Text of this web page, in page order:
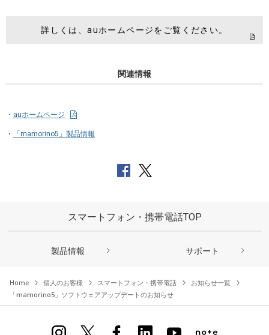
詳しくは、auホームページをご覧ください。
関連情報
auホームページ
「mamorino5」製品情報
スマートフォン・携帯電話TOP
製品情報 サポート
Home 個人のお客様 スマートフォン・携帯電話
お知らせ一覧
「mamorino5」ソフトウェアアップデートのお知らせ